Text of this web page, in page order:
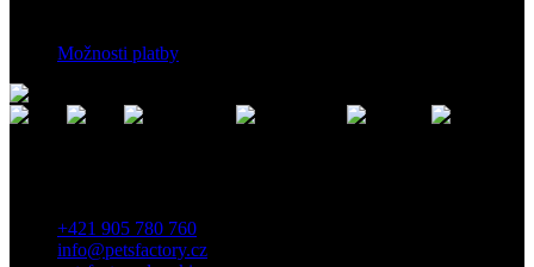
Možnosti platby
+421 905 780 760
info@petsfactory.cz